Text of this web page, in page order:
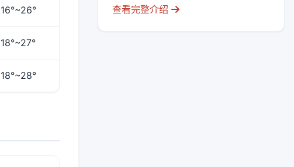
16°~26°
18°~27°
18°~28°
查看完整介绍